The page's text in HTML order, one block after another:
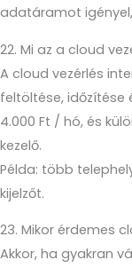
adatáramot
22. Mi az a cloud
A cloud vezérlés
feltöltése, időzítése
4.000 Ft / hó, és
kezelő.
Példa: több
kijelzőt.
23. Mikor érdemes
Akkor, ha gyakran